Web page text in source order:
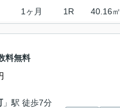
1ヶ月 1R 40.16㎡
料無料
」駅 徒歩7分